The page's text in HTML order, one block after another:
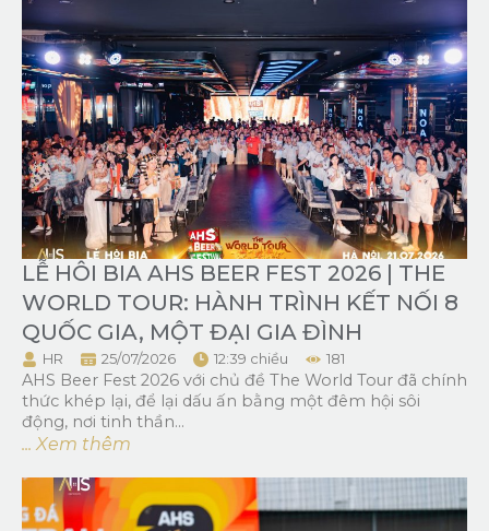
LỄ HÔI BIA AHS BEER FEST 2026 | THE
WORLD TOUR: HÀNH TRÌNH KẾT NỐI 8
QUỐC GIA, MỘT ĐẠI GIA ĐÌNH
HR 25/07/2026 12:39 chiều 181
AHS Beer Fest 2026 với chủ đề The World Tour đã chính
thức khép lại, để lại dấu ấn bằng một đêm hội sôi
động, nơi tinh thần...
... Xem thêm